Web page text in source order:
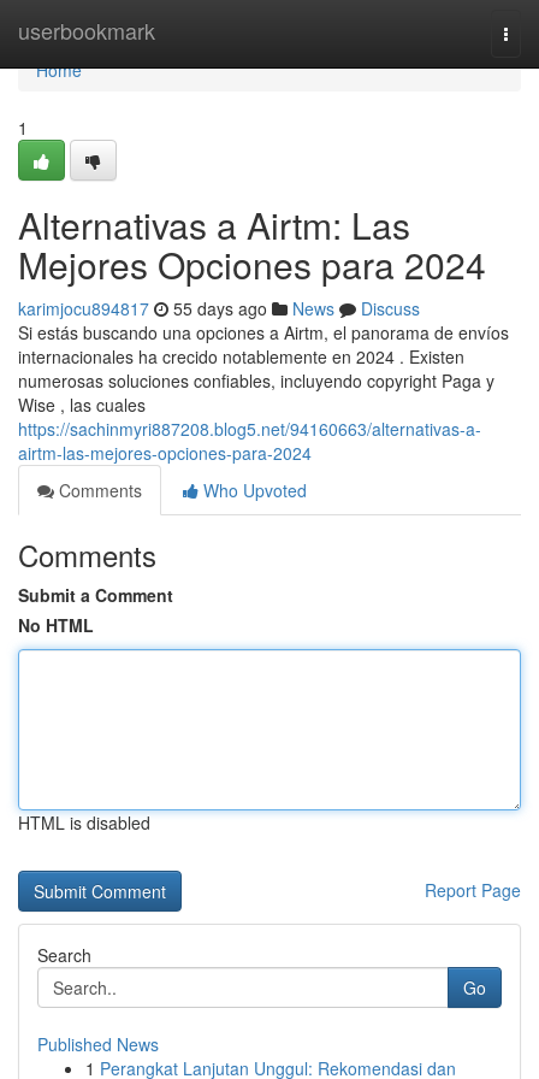
userbookmark
Home
Home
1
Alternativas a Airtm: Las
Mejores Opciones para 2024
karimjocu894817 55 days ago News
Discuss
Si estás buscando una opciones a Airtm, el panorama de envíos
internacionales ha crecido notablemente en 2024 . Existen
numerosas soluciones confiables, incluyendo copyright Paga y
Wise , las cuales
https://sachinmyri887208.blog5.net/94160663/alternativas-a-
airtm-las-mejores-opciones-para-2024
Comments
Who Upvoted
Comments
Submit a Comment
No HTML
HTML is disabled
Report Page
Search
Go
Published News
1 Perangkat Lanjutan Unggul: Rekomendasi dan